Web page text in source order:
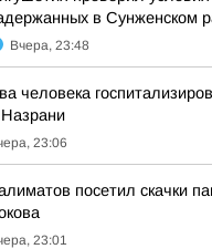
в Сунженском
Вчера, 23:48
человека
23:06
посетил скачки
23:01